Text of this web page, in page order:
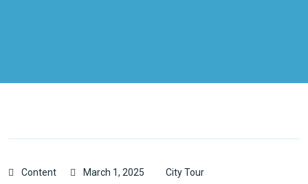
Content March 1, 2025 City Tour